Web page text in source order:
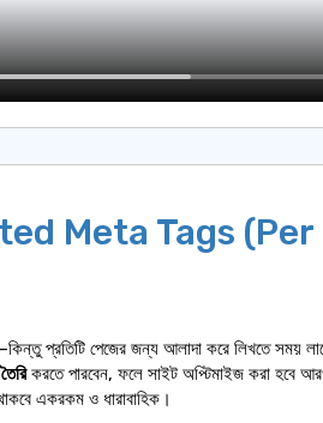
Meta Tags (Per
প্রতিটি পেজের জন্য আলাদা করে লিখতে সময়
করতে পারবেন, ফলে সাইট অপ্টিমাইজ করা হবে
একরকম ও ধারাবাহিক।